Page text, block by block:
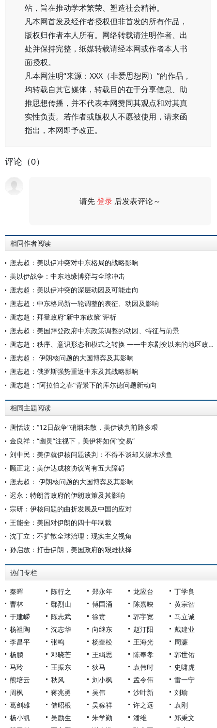
站，旨在推动学术繁荣、塑造社会精神。
凡本网首发及经作者授权但非首发的所有作品，
版权归作者本人所有。网络转载请注明作者、出
处并保持完整，纸媒转载请经本网或作者本人书
面授权。
凡本网注明“来源：XXX（非爱思想网）”的作品，
均转载自其它媒体，转载目的在于分享信息、助
推思想传播，并不代表本网赞同其观点和对其真
实性负责。若作者或版权人不愿被使用，请来函
指出，本网即予改正。
评论（0）
请先登录 后发表评论～
相同作者阅读
唐志超：美以伊冲突对中东格局的战略影响
美以伊战争：中东地缘博弈与全球冲击
唐志超：美以伊冲突的深层动因及可能走向
唐志超：中东格局新一轮调整的表征、动因及影响
唐志超：拜登政府“新中东政策”评析
唐志超：美国拜登政府中东政策调整的动因、特征与前景
唐志超：秩序、意识形态和模式之转换 ——中东剧变以来的地区政治发展
唐志超： 伊朗核问题的大国博弈及其影响
唐志超：俄罗斯强势重返中东及其战略影响
唐志超：“阿拉伯之春”背景下的库尔德问题新动向
相同主题阅读
唐恬波：“12日战争”硝烟未散，美伊谈判前路多艰
金良祥：“幽灵”注视下，美伊将如何“交易”
刘中民：美伊就伊核问题谈判：不得不谈却又缘木求鱼
顾正龙：美伊达成核协议尚有五大障碍
唐志超： 伊朗核问题的大国博弈及其影响
迟永：特朗普政府的伊朗政策及其影响
宗研：伊核问题的曲折发展及中国的应对
王能全：美国对伊朗的四十年制裁
沈丁立：不扩散全球治理：现实主义视角
孙启放：打击伊朗，美国政府的艰难抉择
热门专栏
秦晖 陈行之 郑永年 龙应台
丁学良
曹林
鄢烈山 傅国涌 陈嘉映
黄宗智
于建嵘
陈志武 徐贲 郭宇宽
马立诚
杨祖陶
沈志华 向继东 赵汀阳
戴建业
李昌平
张鸣 杨奎松 王海光
周濂
杨鹏
邓晓芒 王缉思 陈奉孝
郭世佑
马玲
王振东 狄马 袁伟时
史啸虎
熊培云
秋风 刘小枫 孟令伟
雷一宁
周枫
蒋兆勇 吴伟 沙叶新
刘瑜
葛剑雄
储昭根 吴稼祥 许之远
袁刚
杨小凯
吴励生 朱学勤 潘维
郑秉文